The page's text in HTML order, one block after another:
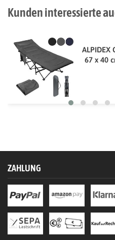
Kunden interessierte
67 x 40
ZAHLUNG